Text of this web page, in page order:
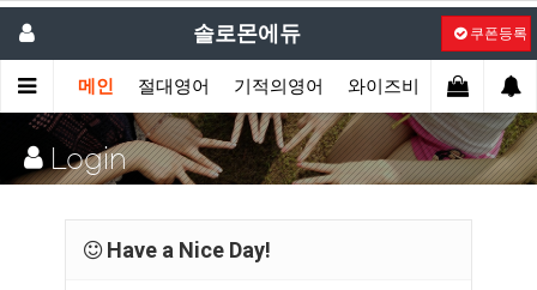
솔로몬에듀 쿠폰등록
메인 절대영어 기적의영어 와이즈비 액션잉글
Login
Have a Nice Day!